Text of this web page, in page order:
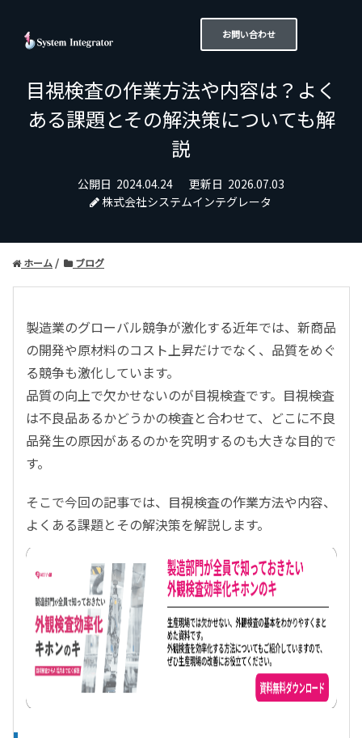
お問い合わせ
目視検査の作業方法や内容は？よく
ある課題とその解決策についても解
説
公開日 2024.04.24 更新日 2026.07.03
株式会社システムインテグレータ
ホーム ブログ
製造業のグローバル競争が激化する近年では、新商品
の開発や原材料のコスト上昇だけでなく、品質をめぐ
る競争も激化しています。
品質の向上で欠かせないのが目視検査です。目視検査
は不良品あるかどうかの検査と合わせて、どこに不良
品発生の原因があるのかを究明するのも大きな目的で
す。
そこで今回の記事では、目視検査の作業方法や内容、
よくある課題とその解決策を解説します。